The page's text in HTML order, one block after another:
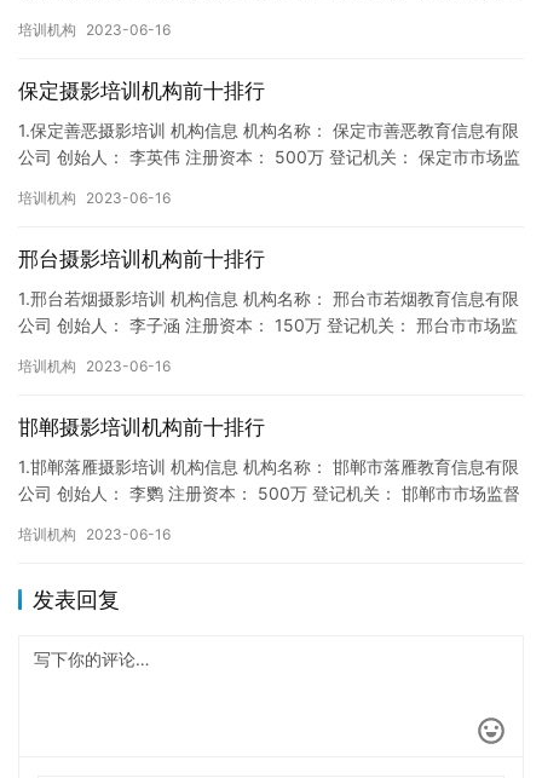
培训机构 2023-06-16
保定摄影培训机构前十排行
1.保定善恶摄影培训 机构信息 机构名称： 保定市善恶教育信息有限
公司 创始人： 李英伟 注册资本： 500万 登记机关： 保定市市场监
培训机构 2023-06-16
邢台摄影培训机构前十排行
1.邢台若烟摄影培训 机构信息 机构名称： 邢台市若烟教育信息有限
公司 创始人： 李子涵 注册资本： 150万 登记机关： 邢台市市场监
培训机构 2023-06-16
邯郸摄影培训机构前十排行
1.邯郸落雁摄影培训 机构信息 机构名称： 邯郸市落雁教育信息有限
公司 创始人： 李鹦 注册资本： 500万 登记机关： 邯郸市市场监督
培训机构 2023-06-16
发表回复